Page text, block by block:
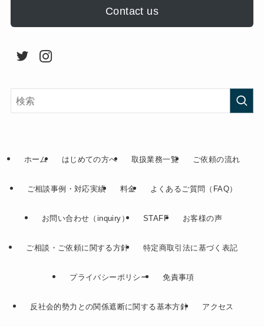
Contact us
ホーム はじめての方へ 取扱業務一覧 ご依頼の流れ
ご相談事例・対応実績 料金 よくあるご質問（FAQ）
お問い合わせ（inquiry） STAFF お客様の声
ご相談・ご依頼に関する方針 特定商取引法に基づく表記
プライバシーポリシー 免責事項
反社会的勢力との関係遮断に関する基本方針 アクセス